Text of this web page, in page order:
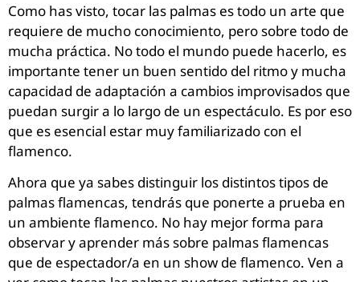
Como has visto, tocar las palmas es todo un arte que
requiere de mucho conocimiento, pero sobre todo de
mucha práctica. No todo el mundo puede hacerlo, es
importante tener un buen sentido del ritmo y mucha
capacidad de adaptación a cambios improvisados que
puedan surgir a lo largo de un espectáculo. Es por eso
que es esencial estar muy familiarizado con el
flamenco.
Ahora que ya sabes distinguir los distintos tipos de
palmas flamencas, tendrás que ponerte a prueba en
un ambiente flamenco. No hay mejor forma para
observar y aprender más sobre palmas flamencas
que de espectador/a en un show de flamenco. Ven a